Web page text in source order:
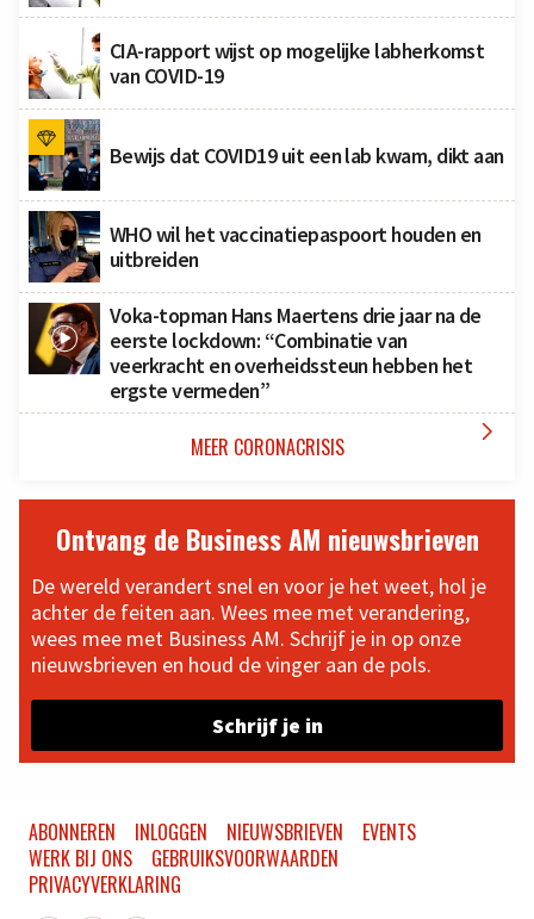
CIA-rapport wijst op mogelijke labherkomst
van COVID-19
Bewijs dat COVID19 uit een lab kwam, dikt aan
WHO wil het vaccinatiepaspoort houden en
uitbreiden
Voka-topman Hans Maertens drie jaar na de
eerste lockdown: “Combinatie van
veerkracht en overheidssteun hebben het
ergste vermeden”
MEER CORONACRISIS 
Ontvang de Business AM nieuwsbrieven
De wereld verandert snel en voor je het weet, hol je
achter de feiten aan. Wees mee met verandering,
wees mee met Business AM. Schrijf je in op onze
nieuwsbrieven en houd de vinger aan de pols.
Schrijf je in
ABONNEREN INLOGGEN NIEUWSBRIEVEN
EVENTS
WERK BIJ ONS
GEBRUIKSVOORWAARDEN
PRIVACYVERKLARING